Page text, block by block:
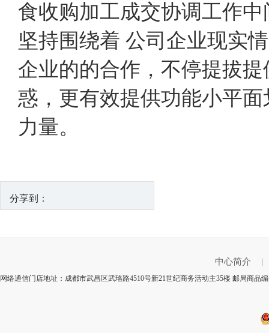
食收购加工成交协调工作
坚持围绕着 公司企业现实
企业的的合作，不停提拔
惑，更有效提供功能小平
力量。
分享到：
中心简介
网络通信门店地址：成都市武昌区武珞路4510号新21世纪商务活动主35楼 邮局商品